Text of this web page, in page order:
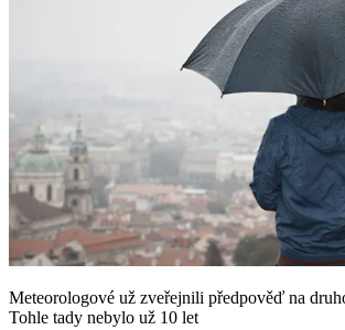
Meteorologové už zveřejnili předpověď na
Tohle tady nebylo už 10 let